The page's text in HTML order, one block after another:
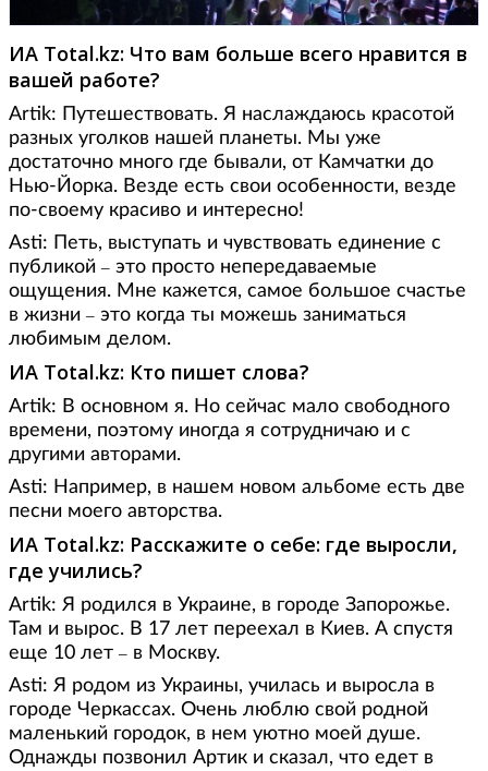
ИА Total.kz: Что вам больше всего нравится в
вашей работе?
Artik: Путешествовать. Я наслаждаюсь красотой
разных уголков нашей планеты. Мы уже
достаточно много где бывали, от Камчатки до
Нью-Йорка. Везде есть свои особенности, везде
по-своему красиво и интересно!
Asti: Петь, выступать и чувствовать единение с
публикой – это просто непередаваемые
ощущения. Мне кажется, самое большое счастье
в жизни – это когда ты можешь заниматься
любимым делом.
ИА Total.kz: Кто пишет слова?
Artik: В основном я. Но сейчас мало свободного
времени, поэтому иногда я сотрудничаю и с
другими авторами.
Asti: Например, в нашем новом альбоме есть две
песни моего авторства.
ИА Total.kz: Расскажите о себе: где выросли,
где учились?
Artik: Я родился в Украине, в городе Запорожье.
Там и вырос. В 17 лет переехал в Киев. А спустя
еще 10 лет – в Москву.
Аsti: Я родом из Украины, училась и выросла в
городе Черкассах. Очень люблю свой родной
маленький городок, в нем уютно моей душе.
Однажды позвонил Артик и сказал, что едет в